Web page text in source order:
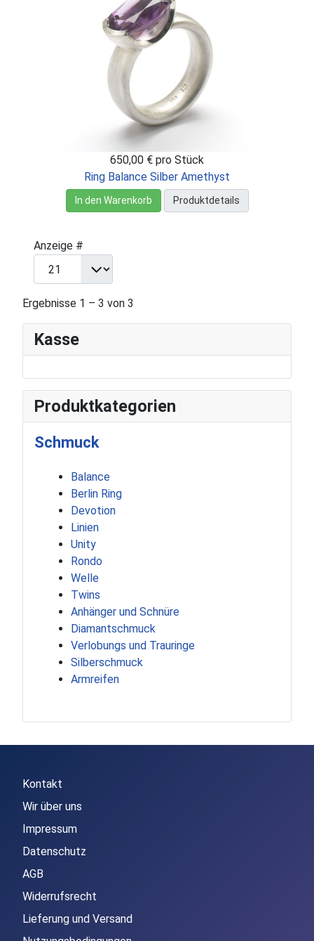
650,00 € pro Stück
Ring Balance Silber Amethyst
In den Warenkorb Produktdetails
Anzeige #
Ergebnisse 1 – 3 von 3
Kasse
Produktkategorien
Schmuck
Balance
Berlin Ring
Devotion
Linien
Unity
Rondo
Welle
Twins
Anhänger und Schnüre
Diamantschmuck
Verlobungs und Trauringe
Silberschmuck
Armreifen
Kontakt
Wir über uns
Impressum
Datenschutz
AGB
Widerrufsrecht
Lieferung und Versand